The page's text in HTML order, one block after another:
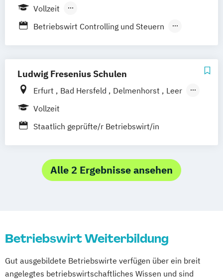
Vollzeit
Berufsbegleitendes Präsenzstudium
Betriebswirt Controlling und Steuern
International Business and Economics
International Business and Economics
Multimedia Marketing
Unternehmensführung
Volkswirtschaftslehre
Ludwig Fresenius Schulen
Erfurt Bad Hersfeld Delmenhorst
Leer
Stadthagen
Vollzeit
Staatlich geprüfte/r Betriebswirt/in
Alle 2 Ergebnisse ansehen
Betriebswirt Weiterbildung
Gut ausgebildete Betriebswirte verfügen über ein breit
angelegtes betriebswirtschaftliches Wissen und sind